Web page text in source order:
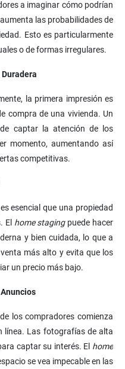
a imaginar cómo podrían
las probabilidades de
Esto es particularmente
o de formas irregulares.
la primera impresión es
compra de una vivienda. Un
captar la atención de los
momento, aumentando así
competitivas.
esencial que una propiedad
El home stagingpuede hacer
y bien cuidada, lo que a
más alto y evita que los
un precio más bajo.
los compradores comienza
línea. Las fotografías de alta
captar su interés. El home
se vea impecable en las